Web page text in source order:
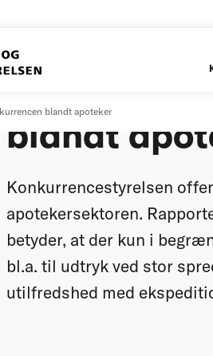
blandt apoteker
blandt
Konkurrencestyrelsen
apotekersektoren.
betyder, at der kun i
bl.a. til udtryk ved stor
utilfredshed med